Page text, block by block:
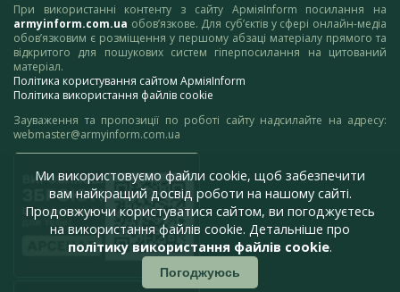
При використанні контенту з сайту АрміяInform посилання на
armyinform.com.ua обов’язкове. Для суб’єктів у сфері онлайн-медіа
обов’язковим є розміщення у першому абзаці матеріалу прямого та
відкритого для пошукових систем гіперпосилання на цитований
матеріал.
Політика користування сайтом АрміяInform
Політика використання файлів cookie
Зауваження та пропозиції по роботі сайту надсилайте на адресу:
webmaster@armyinform.com.ua
Ми використовуємо файли cookie, щоб забезпечити
вам найкращий досвід роботи на нашому сайті.
Продовжуючи користуватися сайтом, ви погоджуєтесь
на використання файлів cookie. Детальніше про
політику використання файлів cookie.
Погоджуюсь